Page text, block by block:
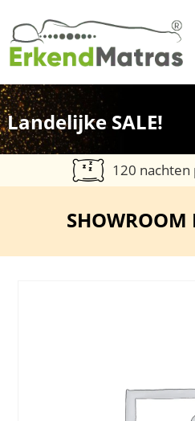
Landelijke SALE!
120